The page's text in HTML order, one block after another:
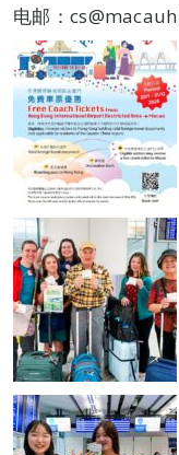
电邮：